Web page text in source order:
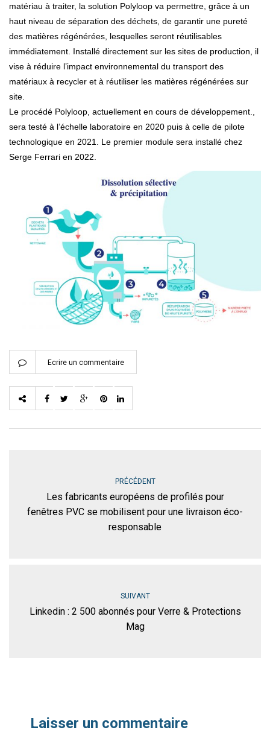
matériau à traiter, la solution Polyloop va permettre, grâce à un
haut niveau de séparation des déchets, de garantir une pureté
des matières régénérées, lesquelles seront réutilisables
immédiatement. Installé directement sur les sites de production, il
vise à réduire l’impact environnemental du transport des
matériaux à recycler et à réutiliser les matières régénérées sur
site.
Le procédé Polyloop, actuellement en cours de développement.,
sera testé à l’échelle laboratoire en 2020 puis à celle de pilote
technologique en 2021. Le premier module sera installé chez
Serge Ferrari en 2022.
Ecrire un commentaire
PRÉCÉDENT
Les fabricants européens de profilés pour
fenêtres PVC se mobilisent pour une livraison éco-
responsable
SUIVANT
Linkedin : 2 500 abonnés pour Verre & Protections
Mag
Laisser un commentaire